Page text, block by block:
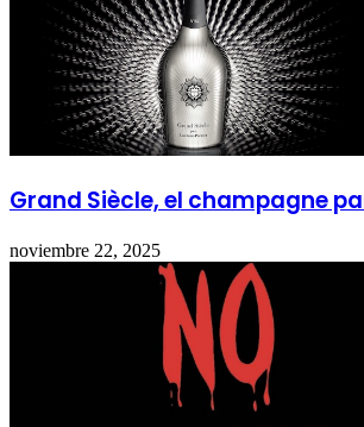
Grand Siècle, el champagne
noviembre 22, 2025